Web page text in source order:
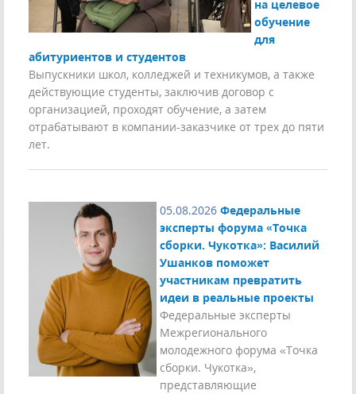
на целевое
обучение
для
абитуриентов и студентов
Выпускники школ, колледжей и техникумов, а также
действующие студенты, заключив договор с
организацией, проходят обучение, а затем
отрабатывают в компании-заказчике от трех до пяти
лет.
05.08.2026 Федеральные
эксперты форума «Точка
сборки. Чукотка»: Василий
Ушанков поможет
участникам превратить
идеи в реальные проекты
Федеральные эксперты
Межрегионального
молодежного форума «Точка
сборки. Чукотка»,
представляющие